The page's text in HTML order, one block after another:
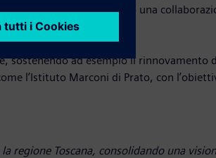
e promuovendo una
sostenendo ad esempio il rinnovamento
l’Istituto Marconi di Prato, con
Toscana, consolidando una